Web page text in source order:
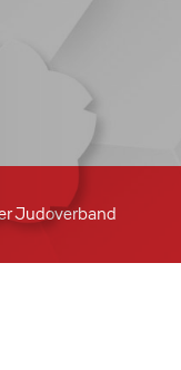
Judoverband